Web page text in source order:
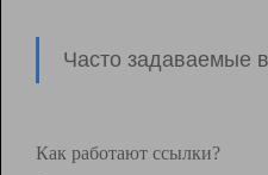
Часто задаваемые
Как работают ссылки?